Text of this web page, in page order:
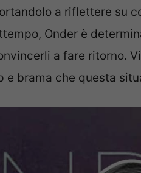
a riflettere su
Onder è
a fare ritorno.
e brama che questa